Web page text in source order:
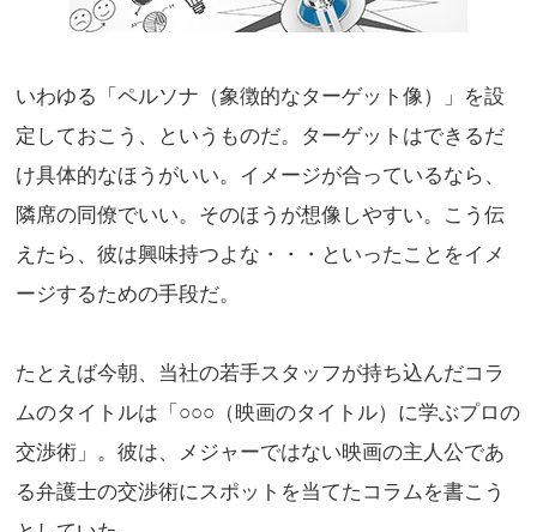
いわゆる「ペルソナ（象徴的なターゲット像）」を設
定しておこう、というものだ。ターゲットはできるだ
け具体的なほうがいい。イメージが合っているなら、
隣席の同僚でいい。そのほうが想像しやすい。こう伝
えたら、彼は興味持つよな・・・といったことをイメ
ージするための手段だ。
たとえば今朝、当社の若手スタッフが持ち込んだコラ
ムのタイトルは「○○○（映画のタイトル）に学ぶプロの
交渉術」。彼は、メジャーではない映画の主人公であ
る弁護士の交渉術にスポットを当てたコラムを書こう